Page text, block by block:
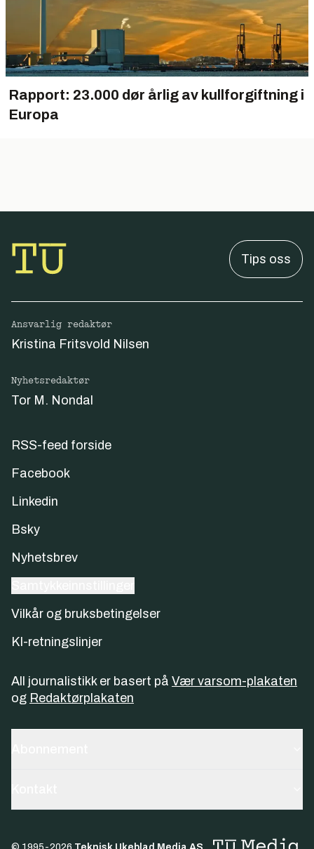
Rapport: 23.000 dør årlig av kullforgiftning i
Europa
Tips oss
Ansvarlig redaktør
Kristina Fritsvold Nilsen
Nyhetsredaktør
Tor M. Nondal
RSS-feed forside
Facebook
Linkedin
Bsky
Nyhetsbrev
Vilkår og bruksbetingelser
KI-retningslinjer
All journalistikk er basert på Vær varsom-plakaten
og Redaktørplakaten